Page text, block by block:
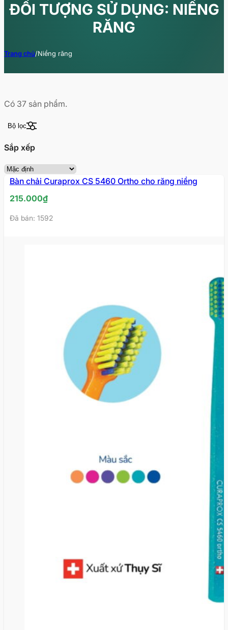
ĐỐI TƯỢNG SỬ DỤNG: NIỀNG
RĂNG
Trang chủ/Niềng răng
Có 37 sản phẩm.
Bộ lọc
Sắp xếp
Bàn chải Curaprox CS 5460 Ortho cho răng niềng
215.000₫
Đã bán: 1592